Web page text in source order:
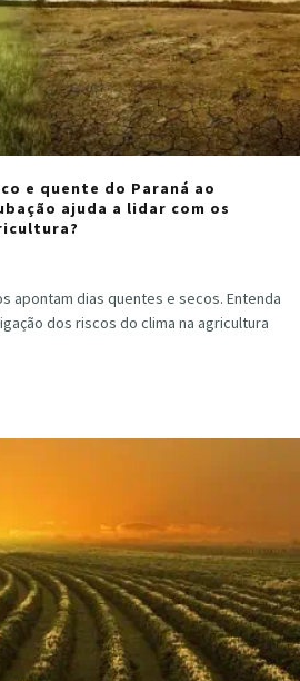
e quente do Paraná ao
ajuda a lidar com os
apontam dias quentes e secos. Entenda
dos riscos do clima na agricultura